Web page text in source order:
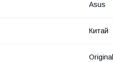
Asus
Китай
Original